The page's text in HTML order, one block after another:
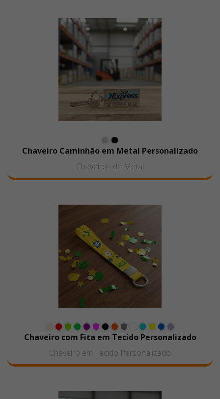
Chaveiro Caminhão em Metal Personalizado
Chaveiros de Metal
Chaveiro com Fita em Tecido Personalizado
Chaveiro em Tecido Personalizado